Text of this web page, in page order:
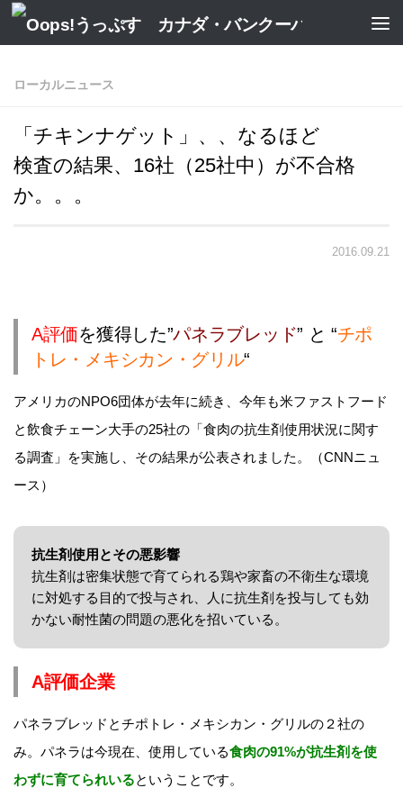
ローカルニュース
「チキンナゲット」、、なるほど
検査の結果、16社（25社中）が不合格
か。。。
2016.09.21
A評価を獲得した”パネラブレッド” と “チポ
トレ・メキシカン・グリル“
アメリカのNPO6団体が去年に続き、今年も米ファストフード
と飲食チェーン大手の25社の「食肉の抗生剤使用状況に関す
る調査」を実施し、その結果が公表されました。（CNNニュ
ース）
抗生剤使用とその悪影響
抗生剤は密集状態で育てられる鶏や家畜の不衛生な環境
に対処する目的で投与され、人に抗生剤を投与しても効
かない耐性菌の問題の悪化を招いている。
A評価企業
パネラブレッドとチポトレ・メキシカン・グリルの２社の
み。パネラは今現在、使用している食肉の91%が抗生剤を使
わずに育てられいるということです。